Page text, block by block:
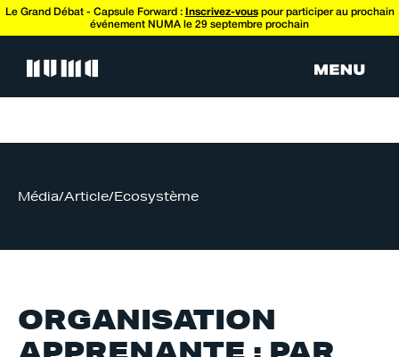
Le Grand Débat - Capsule Forward : Inscrivez-vouspour participer au prochain
événement NUMA le 29 septembre prochain
Média/Article/Ecosystème
ORGANISATION